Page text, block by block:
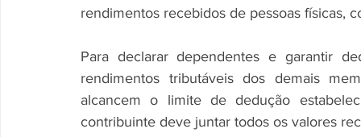
rendimentos recebidos de pessoas físicas,
Para declarar dependentes e garantir
rendimentos tributáveis dos demais
alcancem o limite de dedução
contribuinte deve juntar todos os valores